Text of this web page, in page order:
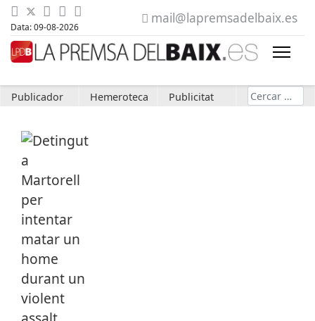
Data: 09-08-2026
mail@lapremsadelbaix.es
Publicador Hemeroteca Publicitat Cerca